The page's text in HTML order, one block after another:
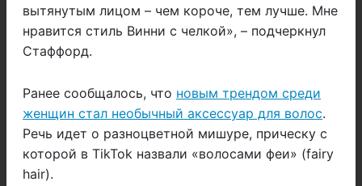
вытянутым лицом – чем короче, тем лучше. Мне
нравится стиль Винни с челкой», – подчеркнул
Стаффорд.
Ранее сообщалось, что новым трендом среди
женщин стал необычный аксессуар для волос.
Речь идет о разноцветной мишуре, прическу с
которой в TikTok назвали «волосами феи» (fairy
hair).